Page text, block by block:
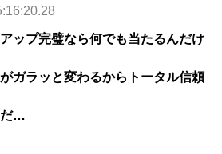
ップ完璧なら何でも当たるんだけ
ガラッと変わるからトータル信頼
だ…